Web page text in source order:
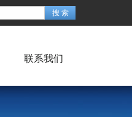
联系我们